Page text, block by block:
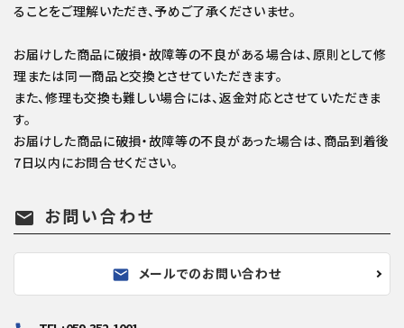
ることをご理解いただき、予めご了承くださいませ。
お届けした商品に破損・故障等の不良がある場合は、原則として修
理または同一商品と交換とさせていただきます。
また、修理も交換も難しい場合には、返金対応とさせていただきま
す。
お届けした商品に破損・故障等の不良があった場合は、商品到着後
7日以内にお問合せください。
mail お問い合わせ
mail メールでのお問い合わせ